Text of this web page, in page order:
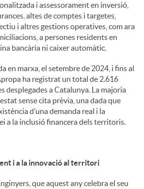
i assessorament en inversió,
altes de comptes i targetes,
i altres gestions operatives, com ara
a persones residents en
bancària ni caixer automàtic.
en marxa, el setembre de 2024, i fins al
ha registrat un total de 2.616
desplegades a Catalunya. La majoria
sense cita prèvia, una dada que
d’una demanda real i la
a la inclusió financera dels territoris.
i a la innovació al territori
que aquest any celebra el seu